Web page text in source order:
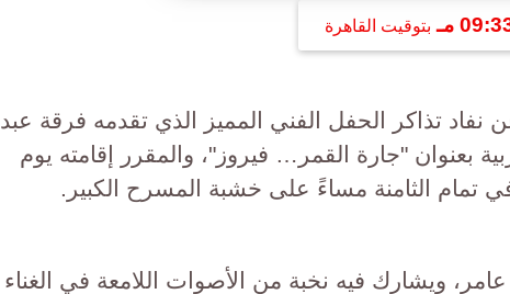
مـ بتوقيت القاهرة
نفاد تذاكر الحفل الفني المميز الذي تقدمه فرقة عبد
بعنوان "جارة القمر… فيروز"، والمقرر إقامته يوم
ويشارك فيه نخبة من الأصوات اللامعة في الغناء